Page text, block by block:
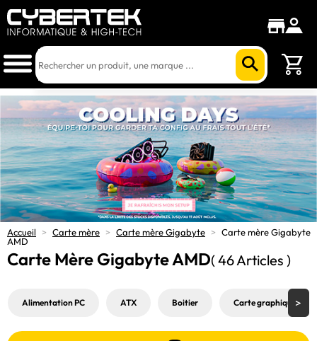
Accueil > Carte mère > Carte mère Gigabyte > Carte mère Gigabyte
AMD
Carte Mère Gigabyte AMD( 46 Articles )
Alimentation PC ATX Boitier Carte graphique